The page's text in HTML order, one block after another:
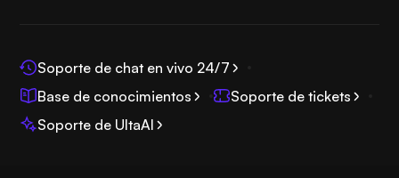
Soporte de chat en vivo 24/7
Base de conocimientos
Soporte de tickets
Soporte de UltaAI